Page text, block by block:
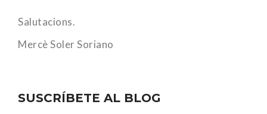
Salutacions.
Mercè Soler Soriano
SUSCRÍBETE AL BLOG